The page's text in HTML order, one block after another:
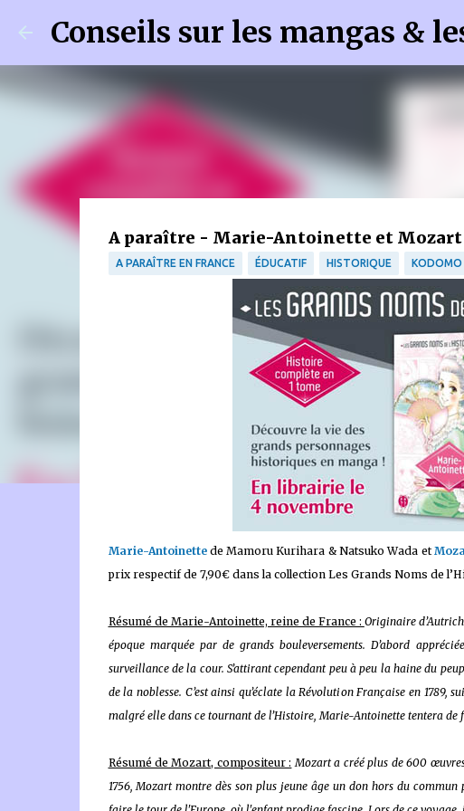
Conseils sur les mangas &
🐈‍⬛ En tant que Partenaire Amazon, je réalise un bénéfice sur les
A paraître - Marie-Antoinette et Mozart
A PARAÎTRE EN FRANCE ÉDUCATIF HISTORIQUE KODOMO
Marie-Antoinette de Mamoru Kurihara & Natsuko Wada et
prix respectif de 7,90€ dans la collection Les Grands Noms de
Résumé de Marie-Antoinette, reine de France : Originaire
époque marquée par de grands bouleversements. D’abord
surveillance de la cour. S’attirant cependant peu à peu la haine du
de la noblesse. C’est ainsi qu’éclate la Révolution Française en
malgré elle dans ce tournant de l’Histoire, Marie-Antoinette tentera de
Résumé de Mozart, compositeur : Mozart a créé plus de 600
1756, Mozart montre dès son plus jeune âge un don hors du